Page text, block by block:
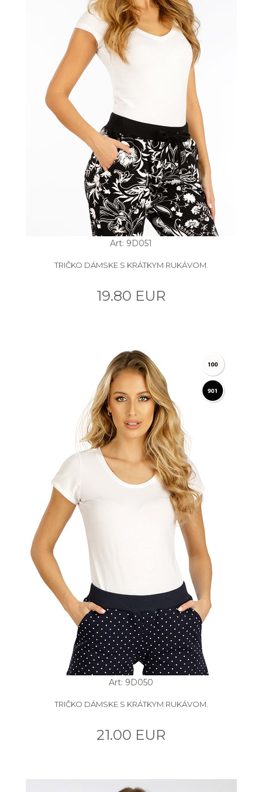
Art: 9D051
TRIČKO DÁMSKE S KRÁTKYM RUKÁVOM.
19.80 EUR
Art: 9D050
TRIČKO DÁMSKE S KRÁTKYM RUKÁVOM.
21.00 EUR